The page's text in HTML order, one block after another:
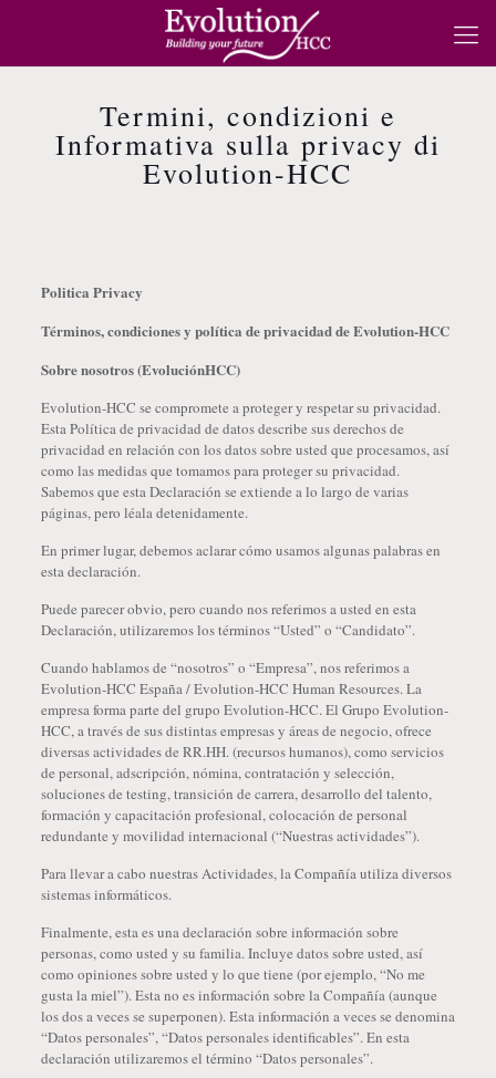
Termini, condizioni e
Informativa sulla privacy di
Evolution-HCC
Politica Privacy
Términos, condiciones y política de privacidad de Evolution-HCC
Sobre nosotros (EvoluciónHCC)
Evolution-HCC se compromete a proteger y respetar su privacidad.
Esta Política de privacidad de datos describe sus derechos de
privacidad en relación con los datos sobre usted que procesamos, así
como las medidas que tomamos para proteger su privacidad.
Sabemos que esta Declaración se extiende a lo largo de varias
páginas, pero léala detenidamente.
En primer lugar, debemos aclarar cómo usamos algunas palabras en
esta declaración.
Puede parecer obvio, pero cuando nos referimos a usted en esta
Declaración, utilizaremos los términos “Usted” o “Candidato”.
Cuando hablamos de “nosotros” o “Empresa”, nos referimos a
Evolution-HCC España / Evolution-HCC Human Resources. La
empresa forma parte del grupo Evolution-HCC. El Grupo Evolution-
HCC, a través de sus distintas empresas y áreas de negocio, ofrece
diversas actividades de RR.HH. (recursos humanos), como servicios
de personal, adscripción, nómina, contratación y selección,
soluciones de testing, transición de carrera, desarrollo del talento,
formación y capacitación profesional, colocación de personal
redundante y movilidad internacional (“Nuestras actividades”).
Para llevar a cabo nuestras Actividades, la Compañía utiliza diversos
sistemas informáticos.
Finalmente, esta es una declaración sobre información sobre
personas, como usted y su familia. Incluye datos sobre usted, así
como opiniones sobre usted y lo que tiene (por ejemplo, “No me
gusta la miel”). Esta no es información sobre la Compañía (aunque
los dos a veces se superponen). Esta información a veces se denomina
“Datos personales”, “Datos personales identificables”. En esta
declaración utilizaremos el término “Datos personales”.